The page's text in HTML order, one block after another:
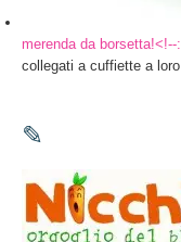
merenda da borsetta!<!--
collegati a cuffiette a
✎